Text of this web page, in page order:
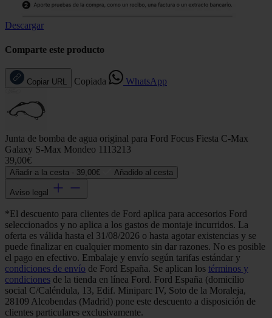
Descargar
Comparte este producto
Copiar URL Copiada WhatsApp
Junta de bomba de agua original para Ford Focus Fiesta C-Max
Galaxy S-Max Mondeo 1113213
39,00€
Añadir a la cesta - 39,00€ Añadido al cesta
Aviso legal
*El descuento para clientes de Ford aplica para accesorios Ford
seleccionados y no aplica a los gastos de montaje incurridos. La
oferta es válida hasta el 31/08/2026 o hasta agotar existencias y se
puede finalizar en cualquier momento sin dar razones. No es posible
el pago en efectivo. Embalaje y envío según tarifas estándar y
condiciones de envío de Ford España. Se aplican los términos y
condiciones de la tienda en línea Ford. Ford España (domicilio
social C/Caléndula, 13, Edif. Miniparc IV, Soto de la Moraleja,
28109 Alcobendas (Madrid) pone este descuento a disposición de
clientes particulares exclusivamente.